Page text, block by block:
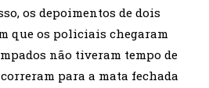
os depoimentos de dois
que os policiais chegaram
não tiveram tempo de
para a mata fechada